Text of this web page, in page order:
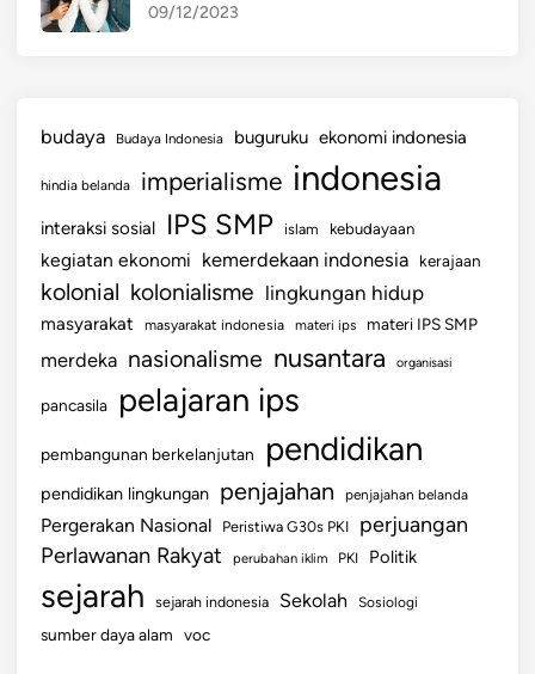
09/12/2023
budaya Budaya Indonesia buguruku ekonomi indonesia
hindia belanda imperialisme indonesia
interaksi sosial IPS SMP islam kebudayaan
kegiatan ekonomi kemerdekaan indonesia kerajaan
kolonial kolonialisme lingkungan hidup
masyarakat masyarakat indonesia materi ips materi IPS SMP
merdeka nasionalisme nusantara organisasi
pancasila pelajaran ips
pembangunan berkelanjutan pendidikan
pendidikan lingkungan penjajahan penjajahan belanda
Pergerakan Nasional Peristiwa G30s PKI perjuangan
Perlawanan Rakyat perubahan iklim PKI Politik
sejarah sejarah indonesia Sekolah Sosiologi
sumber daya alam voc